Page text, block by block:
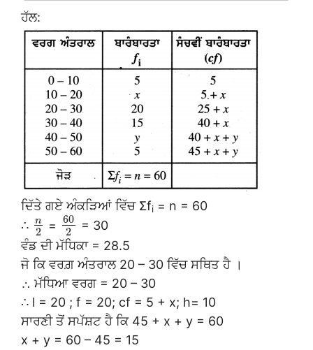
ਹੱਲ:
ਦਿੱਤੇ ਗਏ ਅੰਕੜਿਆਂ ਵਿੱਚ Σfi = n = 60
∴
n
2 =
60
2
= 30
ਵੰਡ ਦੀ ਮੱਧਿਕਾ = 28.5
ਜੋ ਕਿ ਵਰਗ਼ ਅੰਤਰਾਲ 20 – 30 ਵਿੱਚ ਸਥਿਤ ਹੈ ।
∴ ਮੱਧਿਆ ਵਰਗ = 20 – 30
∴ l = 20 ; f = 20; cf = 5 + x; h= 10
ਸਾਰਣੀ ਤੋਂ ਸਪੱਸ਼ਟ ਹੈ ਕਿ 45 + x + y = 60
x + y = 60 – 45 = 15